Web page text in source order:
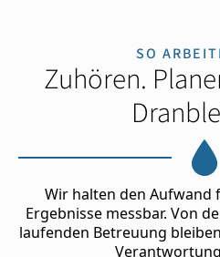
SO
Zuhören.
Wir halten den Aufwand
Ergebnisse messbar. Von
laufenden Betreuung